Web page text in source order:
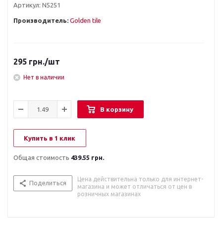
Артикул: N5251
Производитель: Golden tile
295 грн./шт
Нет в наличии
В корзину
Купить в 1 клик
Общая стоимость 439.55 грн.
Поделиться
Цена действительна только для интернет-
магазина и может отличаться от цен в
розничных магазинах